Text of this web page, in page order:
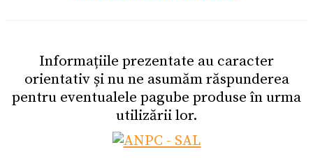
Informațiile prezentate au caracter
orientativ și nu ne asumăm răspunderea
pentru eventualele pagube produse în urma
utilizării lor.